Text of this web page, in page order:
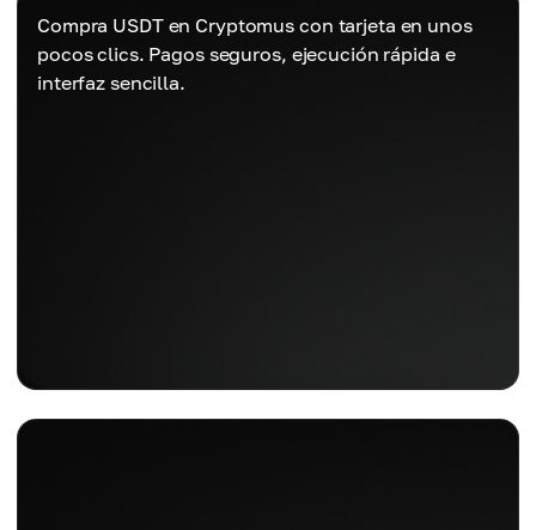
Compra USDT en Cryptomus con tarjeta en unos
pocos clics. Pagos seguros, ejecución rápida e
interfaz sencilla.